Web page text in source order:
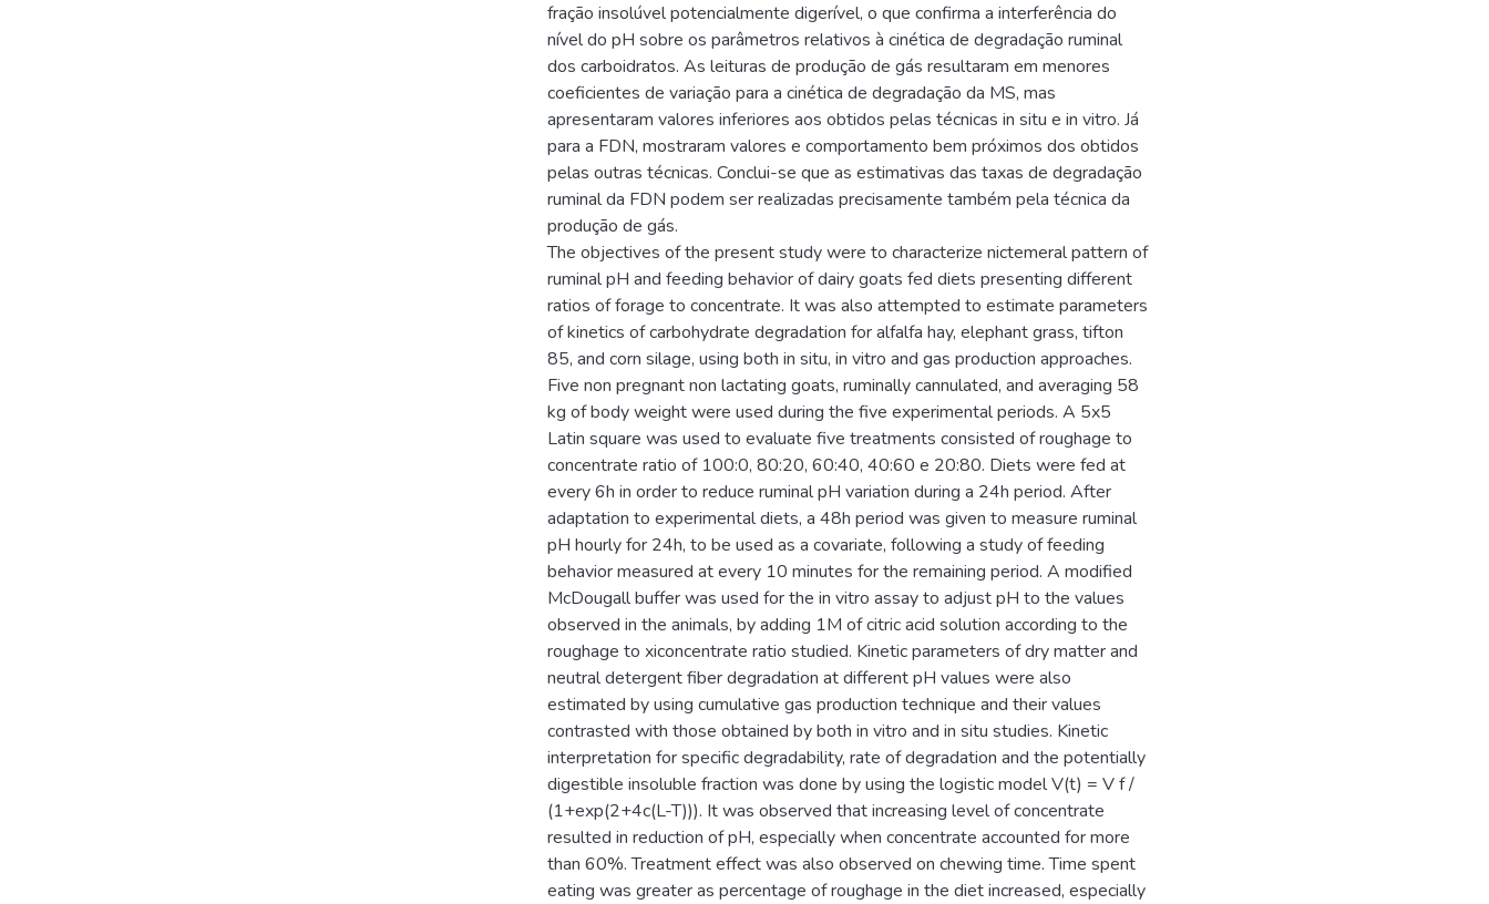
fração insolúvel potencialmente digerível, o que confirma a interferência do
nível do pH sobre os parâmetros relativos à cinética de degradação ruminal
dos carboidratos. As leituras de produção de gás resultaram em menores
coeficientes de variação para a cinética de degradação da MS, mas
apresentaram valores inferiores aos obtidos pelas técnicas in situ e in vitro. Já
para a FDN, mostraram valores e comportamento bem próximos dos obtidos
pelas outras técnicas. Conclui-se que as estimativas das taxas de degradação
ruminal da FDN podem ser realizadas precisamente também pela técnica da
produção de gás.
The objectives of the present study were to characterize nictemeral pattern of
ruminal pH and feeding behavior of dairy goats fed diets presenting different
ratios of forage to concentrate. It was also attempted to estimate parameters
of kinetics of carbohydrate degradation for alfalfa hay, elephant grass, tifton
85, and corn silage, using both in situ, in vitro and gas production approaches.
Five non pregnant non lactating goats, ruminally cannulated, and averaging 58
kg of body weight were used during the five experimental periods. A 5x5
Latin square was used to evaluate five treatments consisted of roughage to
concentrate ratio of 100:0, 80:20, 60:40, 40:60 e 20:80. Diets were fed at
every 6h in order to reduce ruminal pH variation during a 24h period. After
adaptation to experimental diets, a 48h period was given to measure ruminal
pH hourly for 24h, to be used as a covariate, following a study of feeding
behavior measured at every 10 minutes for the remaining period. A modified
McDougall buffer was used for the in vitro assay to adjust pH to the values
observed in the animals, by adding 1M of citric acid solution according to the
roughage to xiconcentrate ratio studied. Kinetic parameters of dry matter and
neutral detergent fiber degradation at different pH values were also
estimated by using cumulative gas production technique and their values
contrasted with those obtained by both in vitro and in situ studies. Kinetic
interpretation for specific degradability, rate of degradation and the potentially
digestible insoluble fraction was done by using the logistic model V(t) = V f /
(1+exp(2+4c(L-T))). It was observed that increasing level of concentrate
resulted in reduction of pH, especially when concentrate accounted for more
than 60%. Treatment effect was also observed on chewing time. Time spent
eating was greater as percentage of roughage in the diet increased, especially